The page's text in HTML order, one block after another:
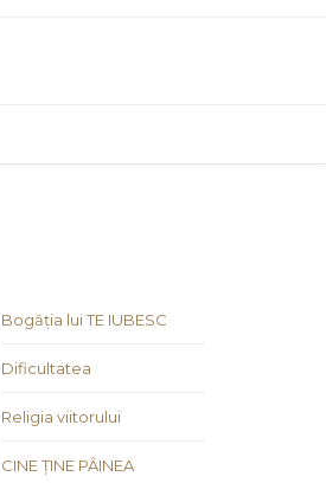
Bogăția lui TE IUBESC
Dificultatea
Religia viitorului
CINE ȚINE PÂINEA